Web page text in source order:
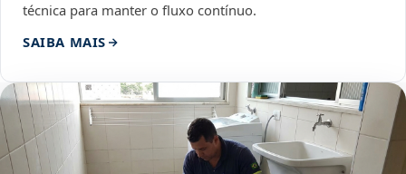
técnica para manter o fluxo contínuo.
SAIBA MAIS